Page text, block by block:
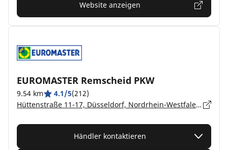
Website anzeigen
EUROMASTER Remscheid PKW
9.54 km 4.1/5(212)
Hüttenstraße 11-17, Düsseldorf, Nordrhein-Westfalen, Remscheid - 42857
Händler kontaktieren